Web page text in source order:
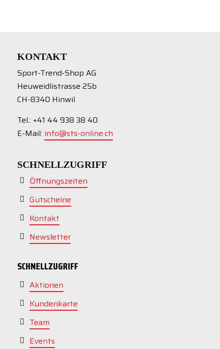
KONTAKT
Sport-Trend-Shop AG
Heuweidlistrasse 25b
CH-8340 Hinwil
Tel.: +41 44 938 38 40
E-Mail: info@sts-online.ch
SCHNELLZUGRIFF
Öffnungszeiten
Gutscheine
Kontakt
Newsletter
SCHNELLZUGRIFF
Aktionen
Kundenkarte
Team
Events